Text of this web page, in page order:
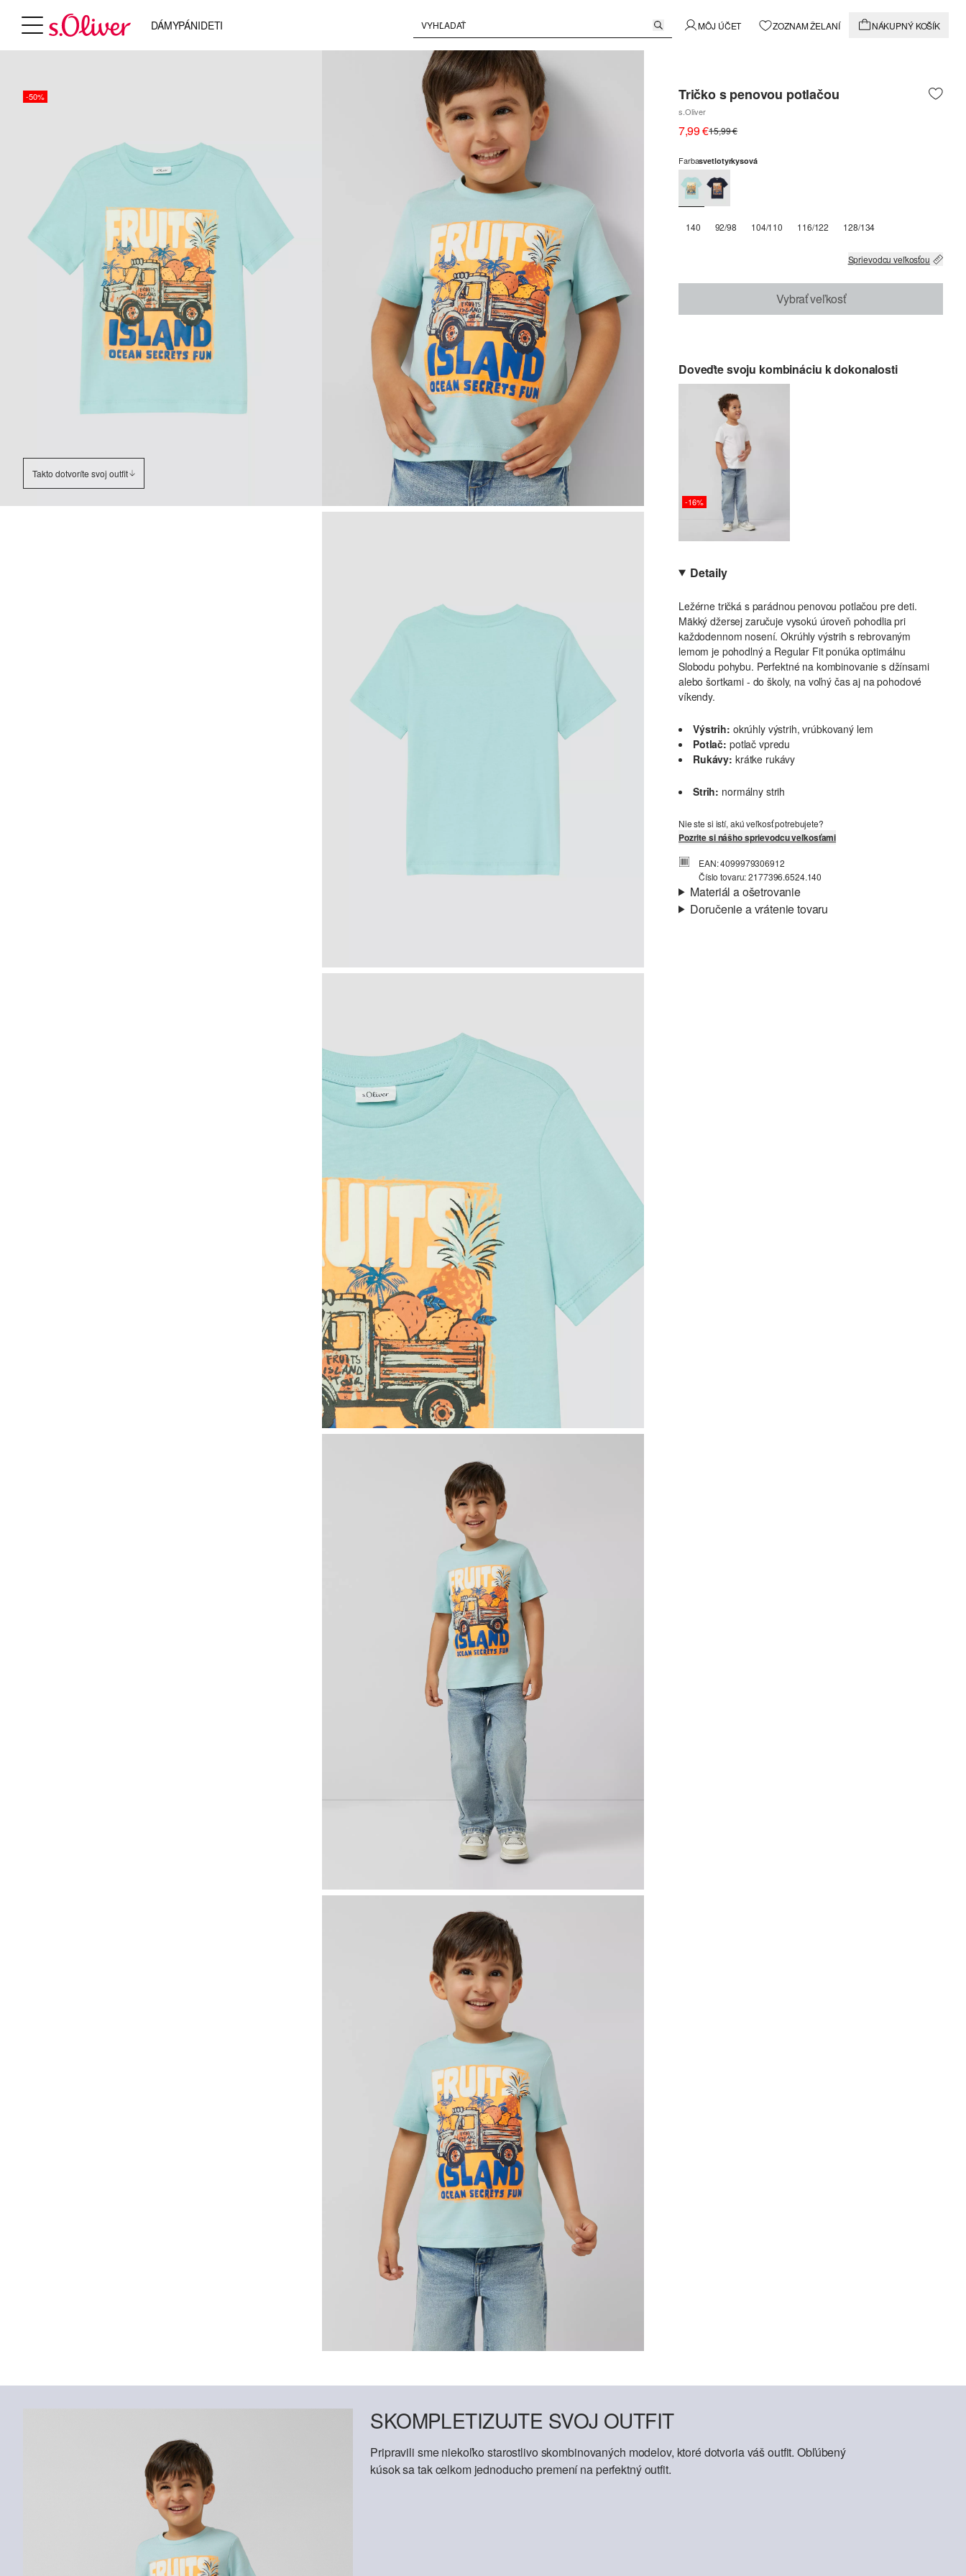
DÁMYPÁNIDETI MÔJ ÚČET ZOZNAM ŽELANÍ NÁKUPNÝ KOŠÍK
-50%
Takto dotvoríte svoj outfit
Tričko s penovou potlačou
s.Oliver
7,99 €15,99 €
Farbasvetlotyrkysová
140 92/98 104/110 116/122 128/134
Sprievodcu veľkosťou
Vybrať veľkosť
Doveďte svoju kombináciu k dokonalosti
-16%
Detaily
Ležérne tričká s parádnou penovou potlačou pre deti.
Mäkký džersej zaručuje vysokú úroveň pohodlia pri
každodennom nosení. Okrúhly výstrih s rebrovaným
lemom je pohodlný a Regular Fit ponúka optimálnu
Slobodu pohybu. Perfektné na kombinovanie s džínsami
alebo šortkami - do školy, na voľný čas aj na pohodové
víkendy.
Výstrih: okrúhly výstrih, vrúbkovaný lem
Potlač: potlač vpredu
Rukávy: krátke rukávy
Strih: normálny strih
Nie ste si istí, akú veľkosť potrebujete?
Pozrite si nášho sprievodcu veľkosťami
EAN: 4099979306912
Číslo tovaru: 2177396.6524.140
Materiál a ošetrovanie
Doručenie a vrátenie tovaru
SKOMPLETIZUJTE SVOJ OUTFIT
Pripravili sme niekoľko starostlivo skombinovaných modelov, ktoré dotvoria váš outfit. Obľúbený
kúsok sa tak celkom jednoducho premení na perfektný outfit.